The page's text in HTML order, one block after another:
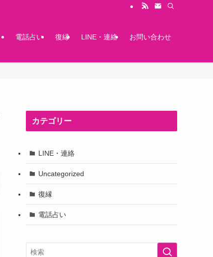
電話占い 復縁 LINE・連絡 お問い合わせ
カテゴリー
LINE・連絡
Uncategorized
復縁
電話占い